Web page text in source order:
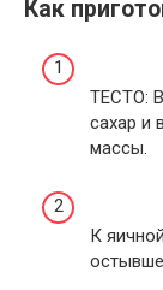
Как
ТЕСТО:
сахар и
массы.
К